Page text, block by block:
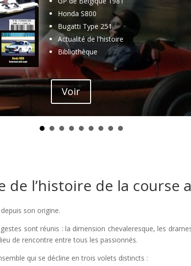
Honda S800
Bugatti Type 251
Actualité de l'histoire
Bibliothèque
Voir
de l’histoire de la course
son origine.
sont réunis : la dimension chevaleresque, les
de rencontre entre tous les passionnés.
qui se décline en trois volets distincts :